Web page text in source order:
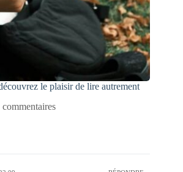
le plaisir de lire autrement
commentaires